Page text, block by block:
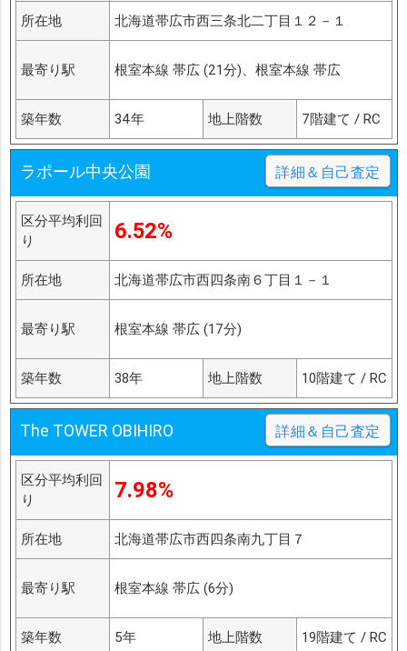
所在地 北海道帯広市西三条北二丁目１２－１
最寄り駅 根室本線 帯広 (21分)、根室本線 帯広
築年数 34年 地上階数 7階建て / RC
ラポール中央公園 詳細＆自己査定
区分平均利回
り
6.52%
所在地 北海道帯広市西四条南６丁目１－１
最寄り駅 根室本線 帯広 (17分)
築年数 38年 地上階数 10階建て / RC
The TOWER OBIHIRO 詳細＆自己査定
区分平均利回
り
7.98%
所在地 北海道帯広市西四条南九丁目７
最寄り駅 根室本線 帯広 (6分)
築年数 5年 地上階数 19階建て / RC